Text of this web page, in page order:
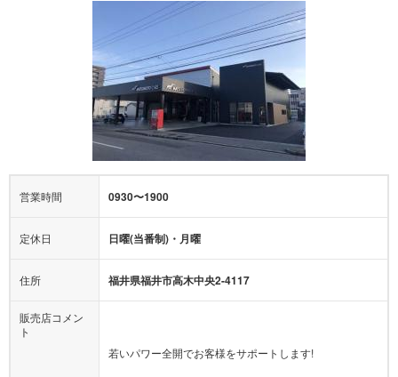
営業時間 0930〜1900
定休日 日曜(当番制)・月曜
住所 福井県福井市高木中央2-4117
販売店コメン
ト
若いパワー全開でお客様をサポートします!